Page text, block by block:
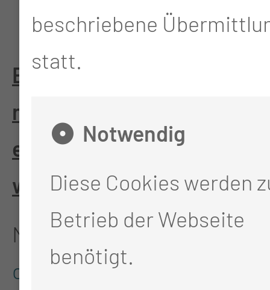
Eine Anmeldungen ist
nicht zwingend
erforderlich, wäre aber
wünschenswert:
Mail:onkopflege@mul-
ct.de
beschriebene
statt.
Notwendig
Diese Cookies werden
Betrieb der Webseite
benötigt.